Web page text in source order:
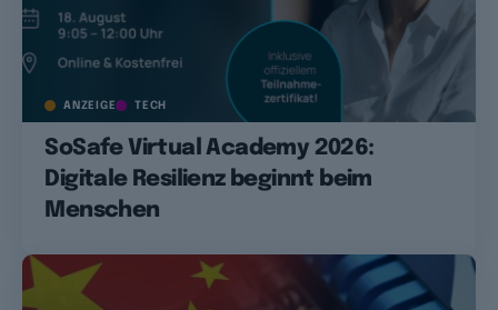
ANZEIGE TECH
SoSafe Virtual Academy 2026:
Digitale Resilienz beginnt beim
Menschen